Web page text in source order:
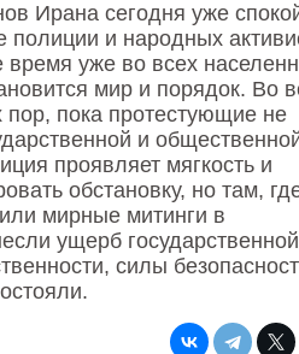
Ирана сегодня уже
полиции и народных
уже во всех
мир и порядок. Во
пор, пока протестующие не
и
проявляет мягкость и
обстановку, но там,
мирные митинги в
ущерб
силы